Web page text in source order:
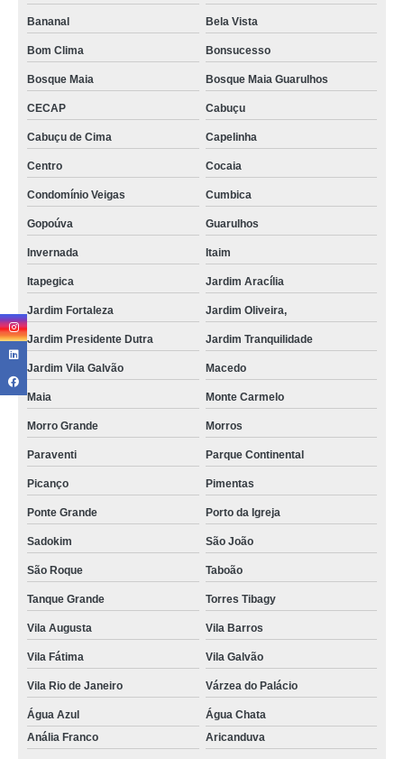
Bananal Bela Vista
Bom Clima Bonsucesso
Bosque Maia Bosque Maia Guarulhos
CECAP Cabuçu
Cabuçu de Cima Capelinha
Centro Cocaia
Condomínio Veigas Cumbica
Gopoúva Guarulhos
Invernada Itaim
Itapegica Jardim Aracília
Jardim Fortaleza Jardim Oliveira,
Jardim Presidente Dutra Jardim Tranquilidade
Jardim Vila Galvão Macedo
Maia Monte Carmelo
Morro Grande Morros
Paraventi Parque Continental
Picanço Pimentas
Ponte Grande Porto da Igreja
Sadokim São João
São Roque Taboão
Tanque Grande Torres Tibagy
Vila Augusta Vila Barros
Vila Fátima Vila Galvão
Vila Rio de Janeiro Várzea do Palácio
Água Azul
Água Chata
Anália Franco
Aricanduva